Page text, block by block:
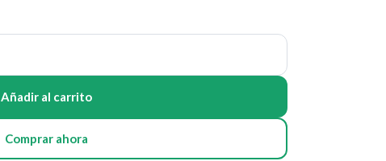
Añadir al carrito
Comprar ahora